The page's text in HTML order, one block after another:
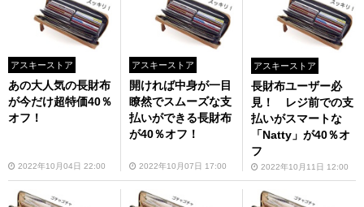
アスキーストア
あの大人気の長財布
が今だけ超特価40％
オフ！
2022年10月04日 22:00
アスキーストア
開ければ中身が一目
瞭然でスムーズな支
払いができる長財布
が40％オフ！
2022年10月07日 17:00
アスキーストア
長財布ユーザー必
見！ レジ前での支
払いがスマートな
「Natty」が40％オ
フ
2022年10月11日 12:00